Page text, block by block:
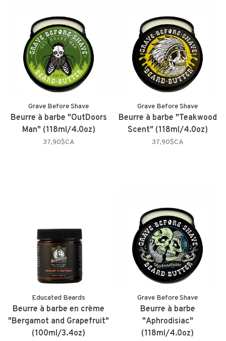
Grave Before Shave
Beurre à barbe "OutDoors
Man" (118ml/4.0oz)
37,90$CA
Grave Before Shave
Beurre à barbe "Teakwood
Scent" (118ml/4.0oz)
37,90$CA
Educated Beards
Beurre à barbe en crème
"Bergamot and Grapefruit"
(100ml/3.4oz)
Grave Before Shave
Beurre à barbe
"Aphrodisiac"
(118ml/4.0oz)